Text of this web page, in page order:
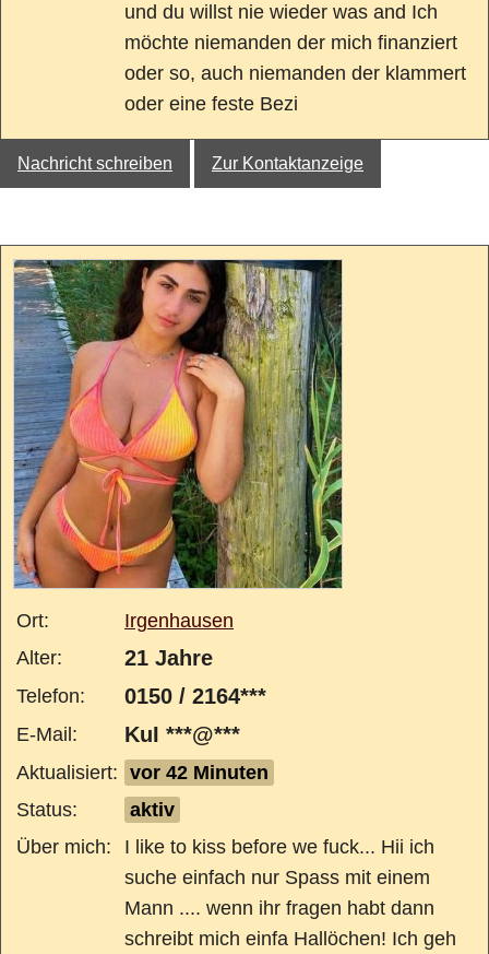
und du willst nie wieder was and Ich
möchte niemanden der mich finanziert
oder so, auch niemanden der klammert
oder eine feste Bezi
Nachricht schreiben Zur Kontaktanzeige
Ort:
Irgenhausen
Alter:
21 Jahre
Telefon: 0150 / 2164***
E-Mail: KuI ***@***
Aktualisiert: vor 42 Minuten
Status:
aktiv
Über mich:
I like to kiss before we fuck... Hii ich
suche einfach nur Spass mit einem
Mann .... wenn ihr fragen habt dann
schreibt mich einfa Hallöchen! Ich geh